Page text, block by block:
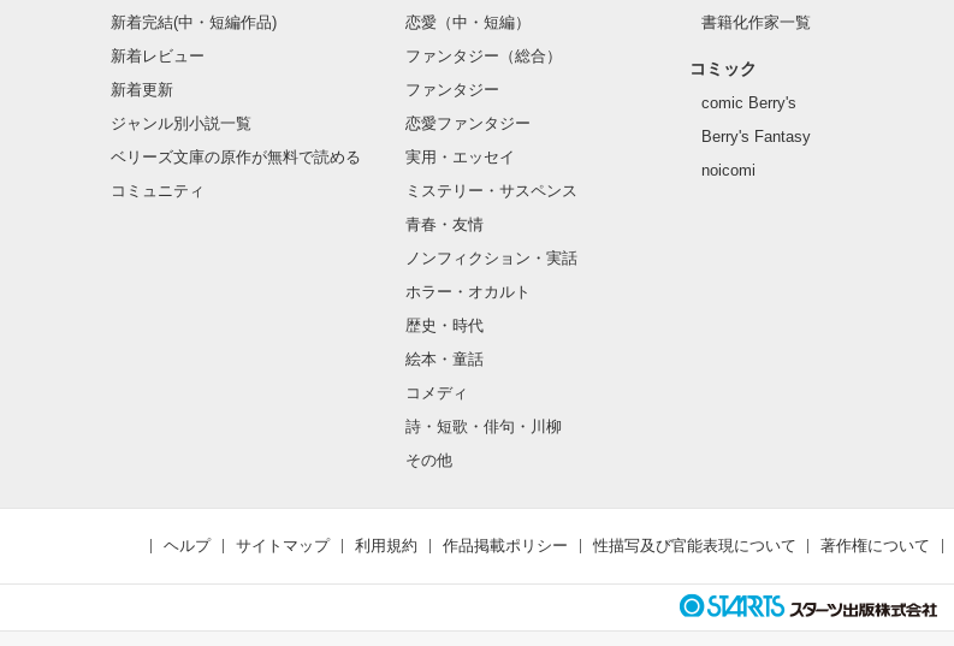
新着完結(中・短編作品)
新着レビュー
新着更新
ジャンル別小説一覧
ベリーズ文庫の原作が無料で読める
コミュニティ
恋愛（中・短編）
ファンタジー（総合）
ファンタジー
恋愛ファンタジー
実用・エッセイ
ミステリー・サスペンス
青春・友情
ノンフィクション・実話
ホラー・オカルト
歴史・時代
絵本・童話
コメディ
詩・短歌・俳句・川柳
その他
書籍化作家一覧
コミック
comic Berry's
Berry's Fantasy
noicomi
ヘルプ サイトマップ 利用規約 作品掲載ポリシー 性描写及び官能表現について 著作権について